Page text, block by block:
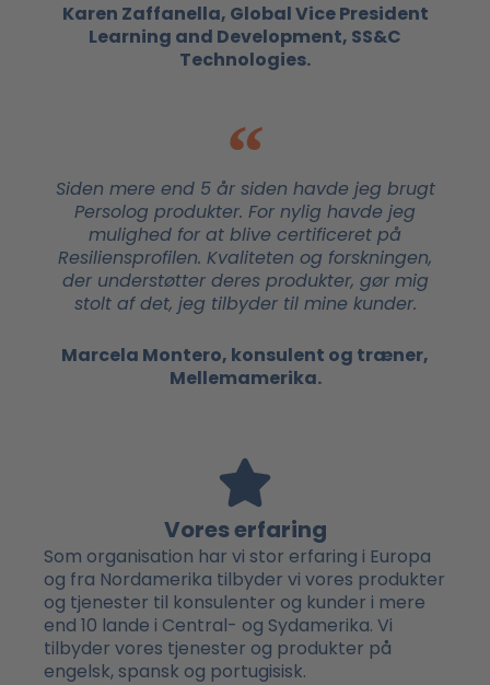
Karen Zaffanella, Global Vice President
Learning and Development, SS&C
Technologies.
Siden mere end 5 år siden havde jeg brugt
Persolog produkter. For nylig havde jeg
mulighed for at blive certificeret på
Resiliensprofilen. Kvaliteten og forskningen,
der understøtter deres produkter, gør mig
stolt af det, jeg tilbyder til mine kunder.
Marcela Montero, konsulent og træner,
Mellemamerika.
Vores erfaring
Som organisation har vi stor erfaring i Europa
og fra Nordamerika tilbyder vi vores produkter
og tjenester til konsulenter og kunder i mere
end 10 lande i Central- og Sydamerika. Vi
tilbyder vores tjenester og produkter på
engelsk, spansk og portugisisk.